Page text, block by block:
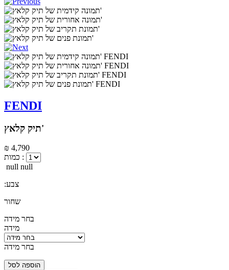
FENDI
תיק קלאץ'
₪ 4,790
כמות :
null null
:צבע
שחור
בחר מידה
מידה
בחר מידה
הוספה לסל